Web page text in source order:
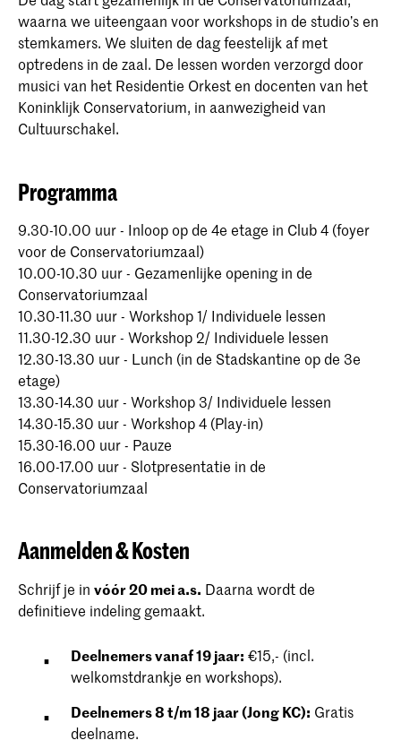
waarna we uiteengaan voor workshops in de studio’s en
stemkamers. We sluiten de dag feestelijk af met
optredens in de zaal. De lessen worden verzorgd door
musici van het Residentie Orkest en docenten van het
Koninklijk Conservatorium, in aanwezigheid van
Cultuurschakel.
Programma
9.30-10.00 uur - Inloop op de 4e etage in Club 4 (foyer
voor de Conservatoriumzaal)
10.00-10.30 uur - Gezamenlijke opening in de
Conservatoriumzaal
10.30-11.30 uur - Workshop 1/ Individuele lessen
11.30-12.30 uur - Workshop 2/ Individuele lessen
12.30-13.30 uur - Lunch (in de Stadskantine op de 3e
etage)
13.30-14.30 uur - Workshop 3/ Individuele lessen
14.30-15.30 uur - Workshop 4 (Play-in)
15.30-16.00 uur - Pauze
16.00-17.00 uur - Slotpresentatie in de
Conservatoriumzaal
Aanmelden & Kosten
Schrijf je in vóór 20 mei a.s. Daarna wordt de
definitieve indeling gemaakt.
Deelnemers vanaf 19 jaar: €15,- (incl.
welkomstdrankje en workshops).
Deelnemers 8 t/m 18 jaar (Jong KC): Gratis
deelname.